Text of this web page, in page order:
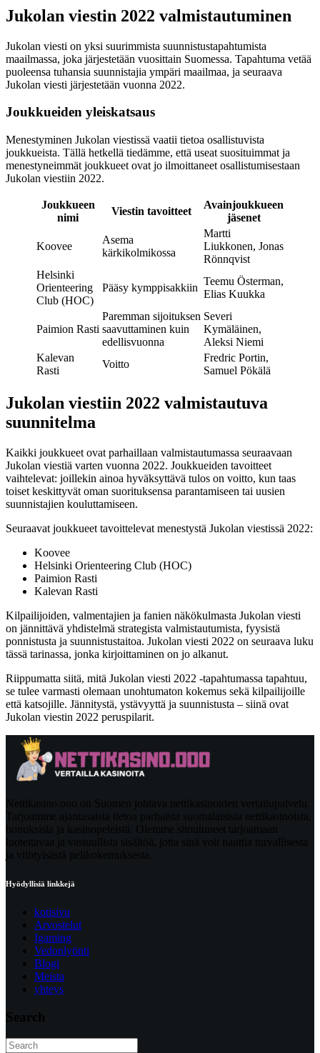
Jukolan viestin 2022 valmistautuminen
Jukolan viesti on yksi suurimmista suunnistustapahtumista
maailmassa, joka järjestetään vuosittain Suomessa. Tapahtuma vetää
puoleensa tuhansia suunnistajia ympäri maailmaa, ja seuraava
Jukolan viesti järjestetään vuonna 2022.
Joukkueiden yleiskatsaus
Menestyminen Jukolan viestissä vaatii tietoa osallistuvista
joukkueista. Tällä hetkellä tiedämme, että useat suosituimmat ja
menestyneimmät joukkueet ovat jo ilmoittaneet osallistumisestaan
Jukolan viestiin 2022.
Joukkueen
nimi
Viestin tavoitteet
Avainjoukkueen
jäsenet
Koovee
Asema
kärkikolmikossa
Martti
Liukkonen, Jonas
Rönnqvist
Helsinki
Orienteering
Club (HOC)
Pääsy kymppisakkiin
Teemu Österman,
Elias Kuukka
Paimion Rasti
Paremman sijoituksen
saavuttaminen kuin
edellisvuonna
Severi
Kymäläinen,
Aleksi Niemi
Kalevan
Rasti
Voitto
Fredric Portin,
Samuel Pökälä
Jukolan viestiin 2022 valmistautuva
suunnitelma
Kaikki joukkueet ovat parhaillaan valmistautumassa seuraavaan
Jukolan viestiä varten vuonna 2022. Joukkueiden tavoitteet
vaihtelevat: joillekin ainoa hyväksyttävä tulos on voitto, kun taas
toiset keskittyvät oman suorituksensa parantamiseen tai uusien
suunnistajien kouluttamiseen.
Seuraavat joukkueet tavoittelevat menestystä Jukolan viestissä 2022:
Koovee
Helsinki Orienteering Club (HOC)
Paimion Rasti
Kalevan Rasti
Kilpailijoiden, valmentajien ja fanien näkökulmasta Jukolan viesti
on jännittävä yhdistelmä strategista valmistautumista, fyysistä
ponnistusta ja suunnistustaitoa. Jukolan viesti 2022 on seuraava luku
tässä tarinassa, jonka kirjoittaminen on jo alkanut.
Riippumatta siitä, mitä Jukolan viesti 2022 -tapahtumassa tapahtuu,
se tulee varmasti olemaan unohtumaton kokemus sekä kilpailijoille
että katsojille. Jännitystä, ystävyyttä ja suunnistusta – siinä ovat
Jukolan viestin 2022 peruspilarit.
Nettikasino.ooo on Suomen johtava nettikasinoiden vertailupalvelu.
Tarjoamme ajantasaista tietoa parhaista suomalaisista nettikasinoista,
bonuksista ja kasinopeleistä. Olemme sitoutuneet tarjoamaan
luotettavaa ja vastuullista sisältöä, jotta sinä voit nauttia turvallisesta
ja viihtyisästä pelikokemuksesta.
Hyödyllisiä linkkejä
kotisivu
Arvostelut
Igaming
Vedonlyönti
Blogi
Meista
yhteys
Search